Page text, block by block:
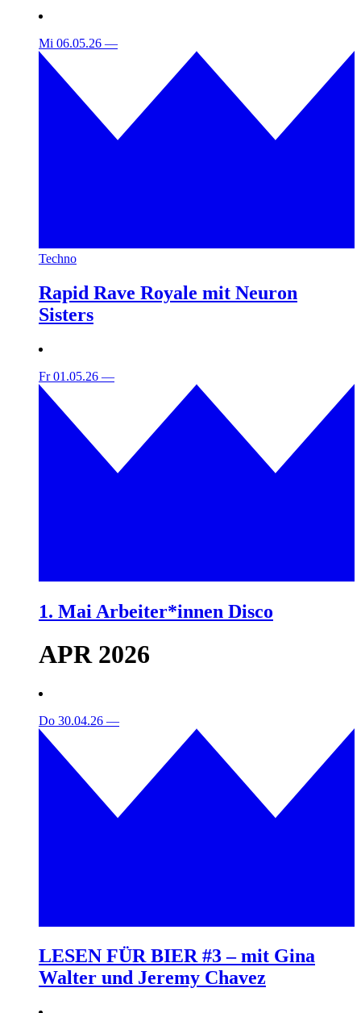
Mi 06.05.26 —
Techno
Rapid Rave Royale mit Neuron
Sisters
Fr 01.05.26 —
1. Mai Arbeiter*innen Disco
APR 2026
Do 30.04.26 —
LESEN FÜR BIER #3 – mit Gina
Walter und Jeremy Chavez